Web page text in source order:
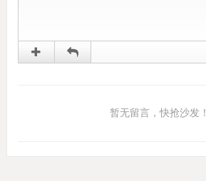
暂无留言，快抢沙发！